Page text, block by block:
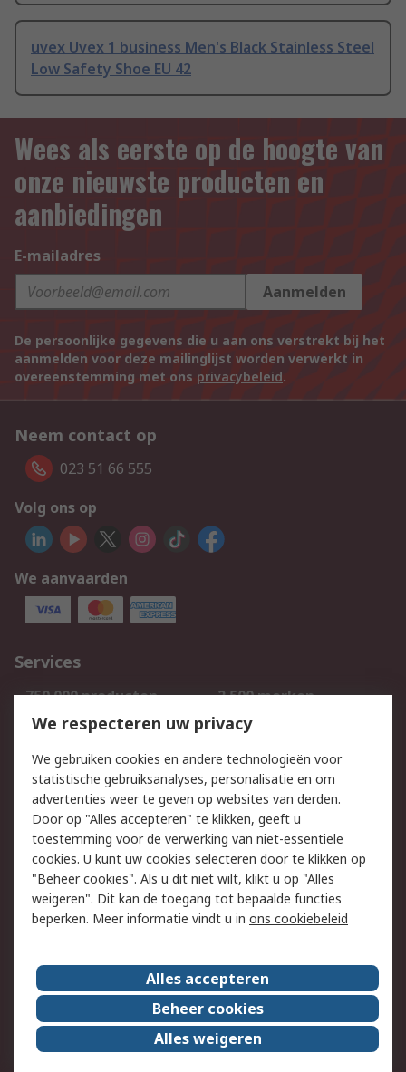
uvex Uvex 1 business Men's Black Stainless Steel
Low Safety Shoe EU 42
Wees als eerste op de hoogte van
onze nieuwste producten en
aanbiedingen
E-mailadres
Aanmelden
De persoonlijke gegevens die u aan ons verstrekt bij het
aanmelden voor deze mailinglijst worden verwerkt in
overeenstemming met ons privacybeleid.
Neem contact op
023 51 66 555
Volg ons op
We aanvaarden
Services
750.000 producten
2.500 merken
Bestellen
Inkoopoplossingen
Track & Trace
Wettelijk
Cookiebeleid
Email veiligheid
Privacybeleid
Websitevoorwaarden
Algemene
verkoopvoorwaarden
Over RS
RS Group
Over ons
RS wereldwijd
Werken bij RS
ESG
We respecteren uw privacy
We gebruiken cookies en andere technologieën voor
statistische gebruiksanalyses, personalisatie en om
advertenties weer te geven op websites van derden.
Door op "Alles accepteren" te klikken, geeft u
toestemming voor de verwerking van niet-essentiële
cookies. U kunt uw cookies selecteren door te klikken op
"Beheer cookies". Als u dit niet wilt, klikt u op "Alles
weigeren". Dit kan de toegang tot bepaalde functies
beperken. Meer informatie vindt u in ons cookiebeleid
Alles accepteren
Beheer cookies
Alles weigeren